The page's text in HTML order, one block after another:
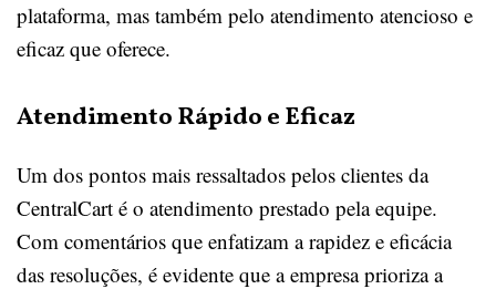
plataforma, mas também pelo atendimento atencioso e
eficaz que oferece.
Atendimento Rápido e Eficaz
Um dos pontos mais ressaltados pelos clientes da
CentralCart é o atendimento prestado pela equipe.
Com comentários que enfatizam a rapidez e eficácia
das resoluções, é evidente que a empresa prioriza a